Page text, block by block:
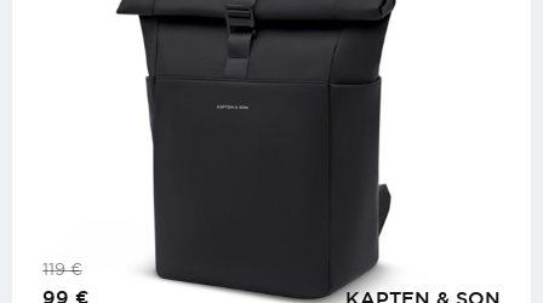
KAPTEN & SON
119€
99 €